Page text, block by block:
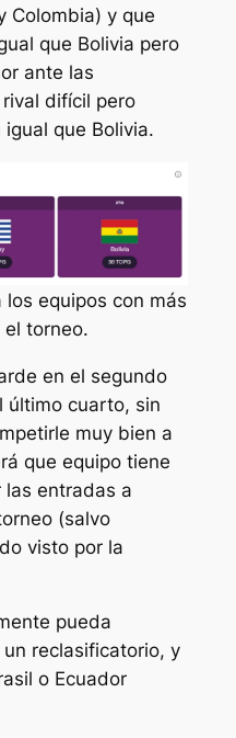
Colombia) y que
que Bolivia pero
ante las
difícil pero
que Bolivia.
los equipos con más
torneo.
en el segundo
último cuarto, sin
muy bien a
que equipo tiene
las entradas a
(salvo
visto por la
pueda
reclasificatorio, y
o Ecuador